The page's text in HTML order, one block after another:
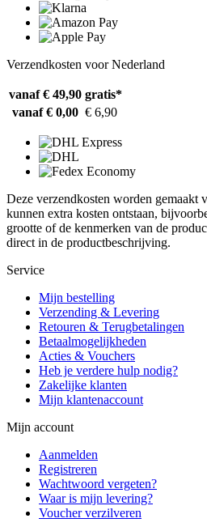
Verzendkosten voor Nederland
vanaf € 49,90 gratis*
vanaf € 0,00 € 6,90
Deze verzendkosten worden gemaakt
kunnen extra kosten ontstaan,
grootte of de kenmerken van de
direct in de productbeschrijving.
Service
Mijn bestelling
Verzending & Levering
Retouren & Terugbetalingen
Betaalmogelijkheden
Acties & Vouchers
Heb je verdere hulp nodig?
Zakelijke klanten
Mijn klantenaccount
Mijn account
Aanmelden
Registreren
Wachtwoord vergeten?
Waar is mijn levering?
Voucher verzilveren